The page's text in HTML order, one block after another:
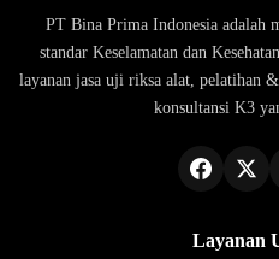
PT Bina Prima Indonesia adalah
standar Keselamatan dan
layanan jasa uji riksa alat, pelatihan
konsultansi K3
Layanan